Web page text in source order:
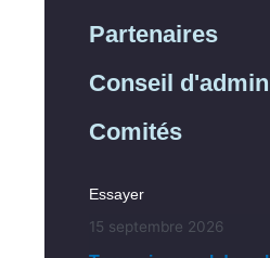
Partenaires
Conseil
Comités
Essayer
15 septembre 2026